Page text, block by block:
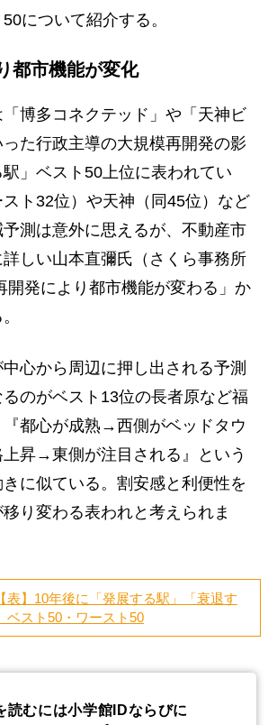
について紹介する。
都市機能が変化
博多コネクテッド」や「天神ビ
た行政主導の大規模再開発の影
」ベスト50上位に表われてい
ト32位）や天神（同45位）など
測は意外に思えるが、不動産市
しい山本直彌氏（さくら事務所
開発により都市機能が変わる」か
中心から周辺に押し出される予測
のがベスト13位の長者原など福
『都心が成熟→西側がベッドタウ
上昇→東側が注目される』という
に似ている。割安感と利便性を
り変わる表われと考えられま
表】10年後に「発展する駅」「衰退す
ベスト50・ワースト50
読むには小学館IDならびに